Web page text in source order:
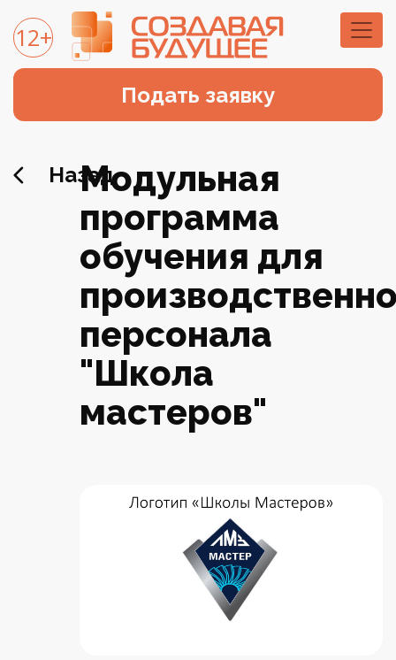
12+
Подать заявку
Назад
Модульная
программа
обучения для
персонала
"Школа
мастеров"